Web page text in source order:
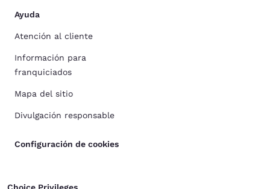
Ayuda
Atención al cliente
Información para
franquiciados
Mapa del sitio
Divulgación responsable
Configuración de cookies